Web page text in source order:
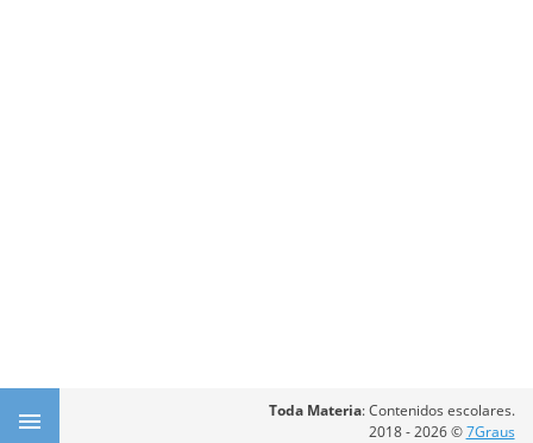
Toda Materia: Contenidos escolares.
2018 - 2026 ©7Graus